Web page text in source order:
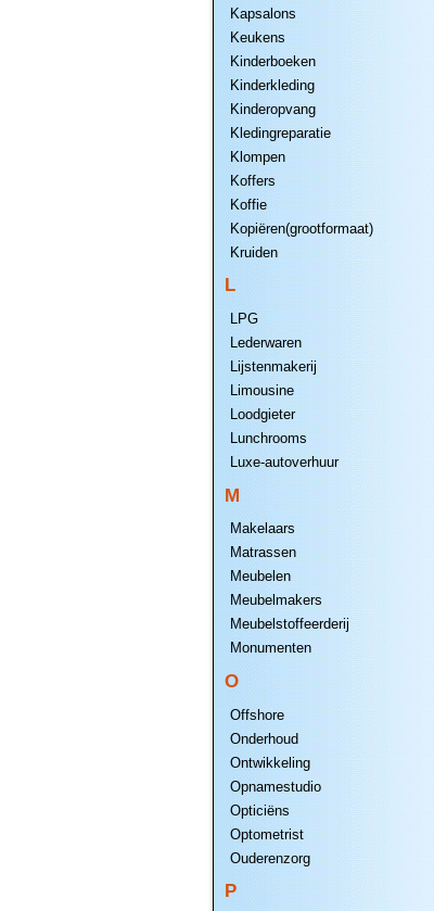
Kapsalons
Keukens
Kinderboeken
Kinderkleding
Kinderopvang
Kledingreparatie
Klompen
Koffers
Koffie
Kopiëren(grootformaat)
Kruiden
L
LPG
Lederwaren
Lijstenmakerij
Limousine
Loodgieter
Lunchrooms
Luxe-autoverhuur
M
Makelaars
Matrassen
Meubelen
Meubelmakers
Meubelstoffeerderij
Monumenten
O
Offshore
Onderhoud
Ontwikkeling
Opnamestudio
Opticiëns
Optometrist
Ouderenzorg
P